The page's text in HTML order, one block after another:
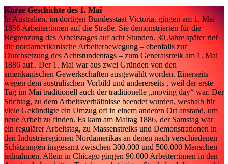
Kurze Geschichte des 1. Mai
In Australien, im dortigen Bundesstaat Victoria, gingen am 1. Mai
1856 Arbeiter:innen auf die Straße. Sie demonstrierten für die
Begrenzung des Arbeitstages auf acht Stunden. 30 Jahre später rief
die nordamerikanische Arbeiterbewegung – ebenfalls zur
Durchsetzung des Achtstundentags – zum Generalstreik am 1. Mai
1886 auf.. Der 1. Mai war aus zwei Gründen von den
amerikanischen Gewerkschaften ausgewählt worden. Einerseits
wegen dem australischen Vorbild und andererseits , weil der erste
Tag im Mai traditionell auch der traditionelle „moving day“ war. Der
Stichtag, zu dem Arbeitsverhältnisse beendet wurden, weshalb für
viele Gekündigte ein Umzug oft in einem anderen Ort anstand, um
neue Arbeit zu finden. Es kam am Maitag 1886, der Samstag war
ein regulärer Arbeitstag, zu Massenstreiks und Demonstrationen in
den Industrieregionen Nordamerikas an denen nach verschiedenen
Schätzungen insgesamt zwischen 300.000 und 500.000 Menschen
teilnahmen. Allein in Chicago gingen 90.000 Arbeiter:innen in den